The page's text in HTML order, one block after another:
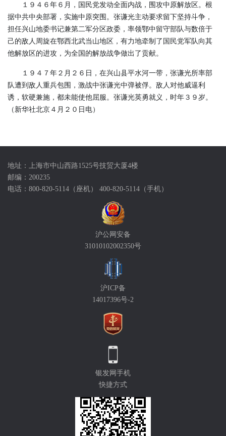
１９４６年６月，国民党发动全面内战，围攻中原解放区。根
据中共中央部署，实施中原突围。张谦光主动要求留下坚持斗争，
担任兴山地委书记兼第二军分区政委，率领鄂中留守部队与数倍于
己的敌人周旋在鄂西北武当山地区，有力地牵制了国民党军队向其
他解放区的进攻，为全国的解放战争做出了贡献。
１９４７年２月２６日，在兴山县平水河一带，张谦光所率部
队遭到敌人重兵包围，激战中张谦光中弹被俘。敌人对他威逼利
诱，软硬兼施，都未能使他屈服。张谦光英勇就义，时年３９岁。
（新华社北京４月２０日电）
地址：上海市中山西路1525号技贸大厦4楼
邮编：200235
电话：800-820-5114（座机） 400-820-5114（手机）
沪公网安备
31010102002350号
沪ICP备
14017396号-2
银发网手机
快捷方式